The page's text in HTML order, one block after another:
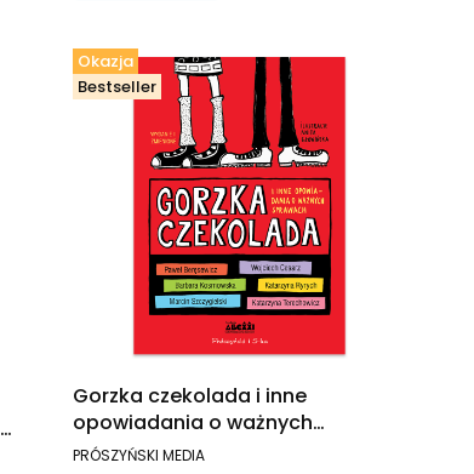
Okazja
Bestseller
Gorzka czekolada i inne
opowiadania o ważnych
sprawach
PRODUCENT
PRÓSZYŃSKI MEDIA